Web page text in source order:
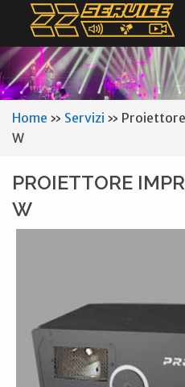
Home » Servizi »
W
PROIETTORE
W